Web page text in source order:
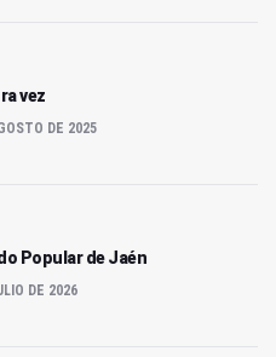
vez
DE 2025
Popular de Jaén
DE 2026